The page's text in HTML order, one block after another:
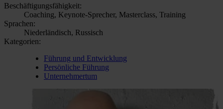
Beschäftigungsfähigkeit:
Coaching, Keynote-Sprecher, Masterclass, Training
Sprachen:
Niederländisch, Russisch
Kategorien:
Führung und Entwicklung
Persönliche Führung
Unternehmertum